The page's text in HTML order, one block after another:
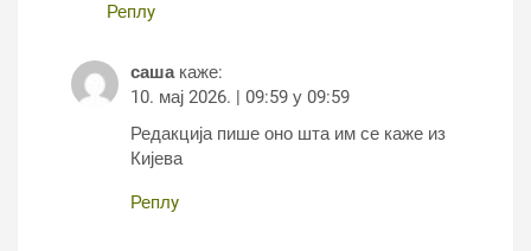
Реплy
саша каже:
10. мај 2026. | 09:59 у 09:59
Редакција пише оно шта им се каже из
Кијева
Реплy